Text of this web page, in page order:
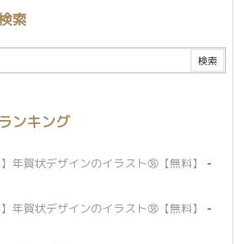
索
ンキング
年賀状デザインのイラスト㊱【無料】
-
年賀状デザインのイラスト㊳【無料】
-